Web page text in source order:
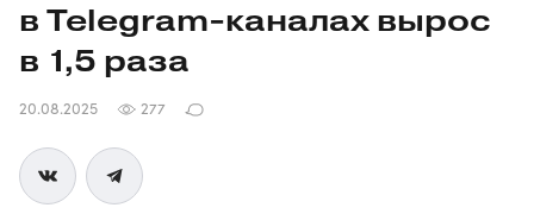
в Telegram-каналах вырос
в 1,5 раза
20.08.2025 277